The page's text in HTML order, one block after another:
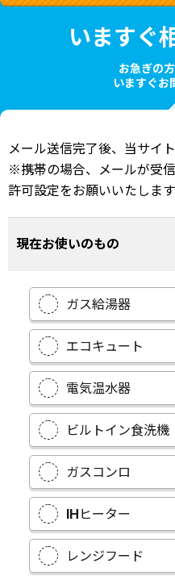
いますぐ
お急ぎの
いますぐお
メール送信完了後、当サイ
※携帯の場合、メールが受
許可設定をお願いいたします
現在お使いのもの
ガス給湯器
エコキュート
電気温水器
ビルトイン食洗機
ガスコンロ
IHヒーター
レンジフード